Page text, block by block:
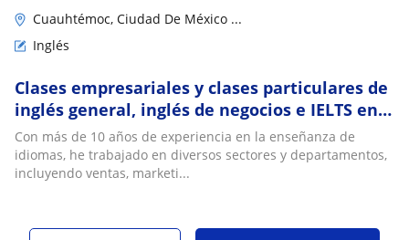
Cuauhtémoc, Ciudad De México ...
Inglés
Clases empresariales y clases particulares de
inglés general, inglés de negocios e IELTS en
CDMX. Profesor Nativo
Con más de 10 años de experiencia en la enseñanza de
idiomas, he trabajado en diversos sectores y departamentos,
incluyendo ventas, marketi...